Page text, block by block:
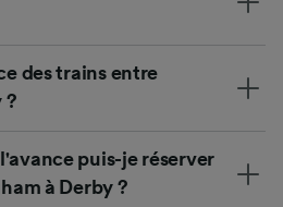
des trains entre
?
puis-je réserver
à Derby ?